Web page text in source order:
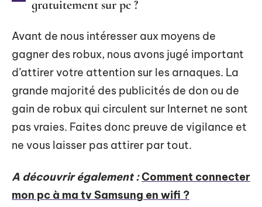
gratuitement sur pc ?
Avant de nous intéresser aux moyens de
gagner des robux, nous avons jugé important
d’attirer votre attention sur les arnaques. La
grande majorité des publicités de don ou de
gain de robux qui circulent sur Internet ne sont
pas vraies. Faites donc preuve de vigilance et
ne vous laisser pas attirer par tout.
A découvrir également :Comment connecter
mon pc à ma tv Samsung en wifi ?